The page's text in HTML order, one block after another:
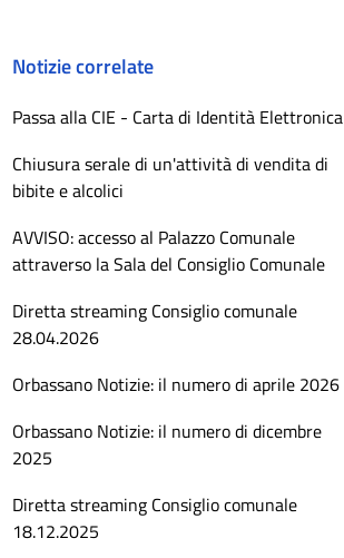
Notizie correlate
Passa alla CIE - Carta di Identità Elettronica
Chiusura serale di un'attività di vendita di
bibite e alcolici
AVVISO: accesso al Palazzo Comunale
attraverso la Sala del Consiglio Comunale
Diretta streaming Consiglio comunale
28.04.2026
Orbassano Notizie: il numero di aprile 2026
Orbassano Notizie: il numero di dicembre
2025
Diretta streaming Consiglio comunale
18.12.2025